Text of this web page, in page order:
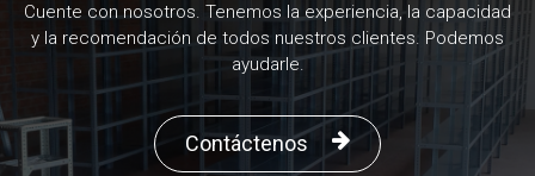
Cuente con nosotros. Tenemos la experiencia, la capacidad
y la recomendación de todos nuestros clientes. Podemos
ayudarle.
Contáctenos